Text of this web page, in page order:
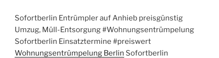
Sofortberlin Entrümpler auf Anhieb preisgünstig
Umzug, Müll-Entsorgung #Wohnungsentrümpelung
Sofortberlin Einsatztermine #preiswert
Wohnungsentrümpelung Berlin Sofortberlin